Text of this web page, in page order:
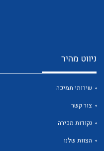
לכל מוצרי היצרן
ניווט מהיר
שירותי תמיכה
צור קשר
נקודות מכירה
הצוות שלנו